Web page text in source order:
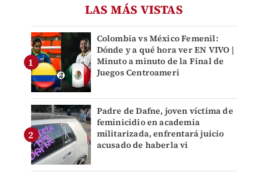
LAS MÁS VISTAS
Colombia vs México Femenil:
Dónde y a qué hora ver EN VIVO |
Minuto a minuto de la Final de
Juegos Centroameri
Padre de Dafne, joven víctima de
feminicidio en academia
militarizada, enfrentará juicio
acusado de haberla vi